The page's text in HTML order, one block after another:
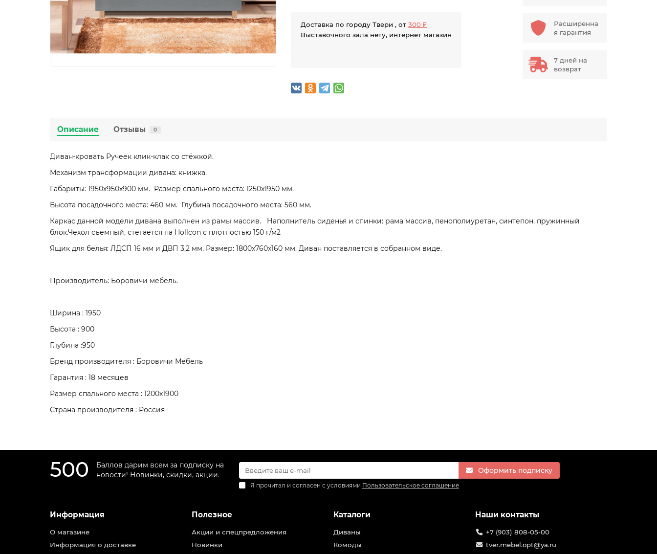
Доставка по городу Твери , от300 ₽
Выставочного зала нету, интернет магазин
Расширенна
я гарантия
7 дней на
возврат
Описание Отзывы 0
Диван-кровать Ручеек клик-клак со стёжкой.
Механизм трансформации дивана: книжка.
Габариты: 1950х950х900 мм. Размер спального места: 1250х1950 мм.
Высота посадочного места: 460 мм. Глубина посадочного места: 560 мм.
Каркас данной модели дивана выполнен из рамы массив. Наполнитель сиденья и спинки: рама массив, пенополиуретан, синтепон, пружинный
блок.Чехол съемный, стегается на Hollcon с плотностью 150 г/м2
Ящик для белья: ЛДСП 16 мм и ДВП 3,2 мм. Размер: 1800х760х160 мм. Диван поставляется в собранном виде.
Производитель: Боровичи мебель.
Ширина : 1950
Высота : 900
Глубина :950
Бренд производителя : Боровичи Мебель
Гарантия : 18 месяцев
Размер спального места : 1200х1900
Страна производителя : Россия
500
Баллов дарим всем за подписку на
новости! Новинки, скидки, акции.
Оформить подписку
Я прочитал и согласен с условиями Пользовательское соглашение
Информация
О магазине
Информация о доставке
Полезное
Акции и спецпредложения
Новинки
Каталоги
Диваны
Комоды
Наши контакты
+7 (903) 808-05-00
tver.mebel.opt@ya.ru